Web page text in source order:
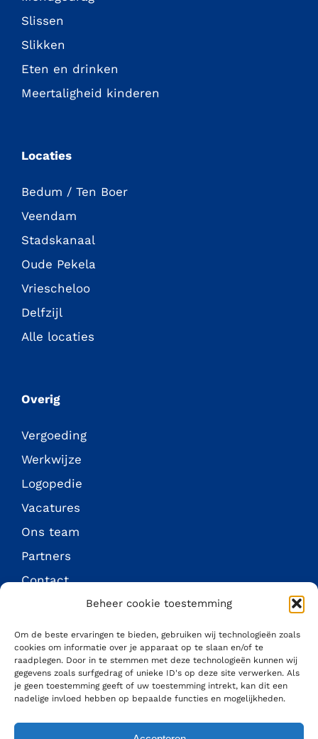
Beheer cookie toestemming
Om de beste ervaringen te bieden, gebruiken wij technologieën zoals
cookies om informatie over je apparaat op te slaan en/of te
raadplegen. Door in te stemmen met deze technologieën kunnen wij
gegevens zoals surfgedrag of unieke ID's op deze site verwerken. Als
je geen toestemming geeft of uw toestemming intrekt, kan dit een
nadelige invloed hebben op bepaalde functies en mogelijkheden.
Slissen
Slikken
Eten en drinken
Meertaligheid kinderen
Locaties
Bedum / Ten Boer
Veendam
Stadskanaal
Oude Pekela
Vriescheloo
Delfzijl
Alle locaties
Overig
Vergoeding
Werkwijze
Logopedie
Vacatures
Ons team
Partners
Contact